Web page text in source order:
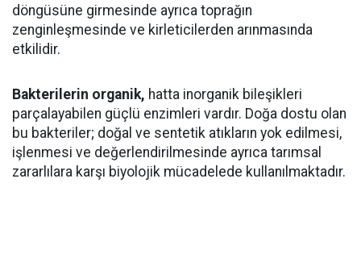
döngüsüne girmesinde ayrıca toprağın
zenginleşmesinde ve kirleticilerden arınmasında
etkilidir.
Bakterilerin organik, hatta inorganik bileşikleri
parçalayabilen güçlü enzimleri vardır. Doğa dostu olan
bu bakteriler; doğal ve sentetik atıkların yok edilmesi,
işlenmesi ve değerlendirilmesinde ayrıca tarımsal
zararlılara karşı biyolojik mücadelede kullanılmaktadır.